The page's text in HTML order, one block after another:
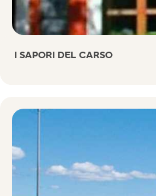
I SAPORI DEL CARSO